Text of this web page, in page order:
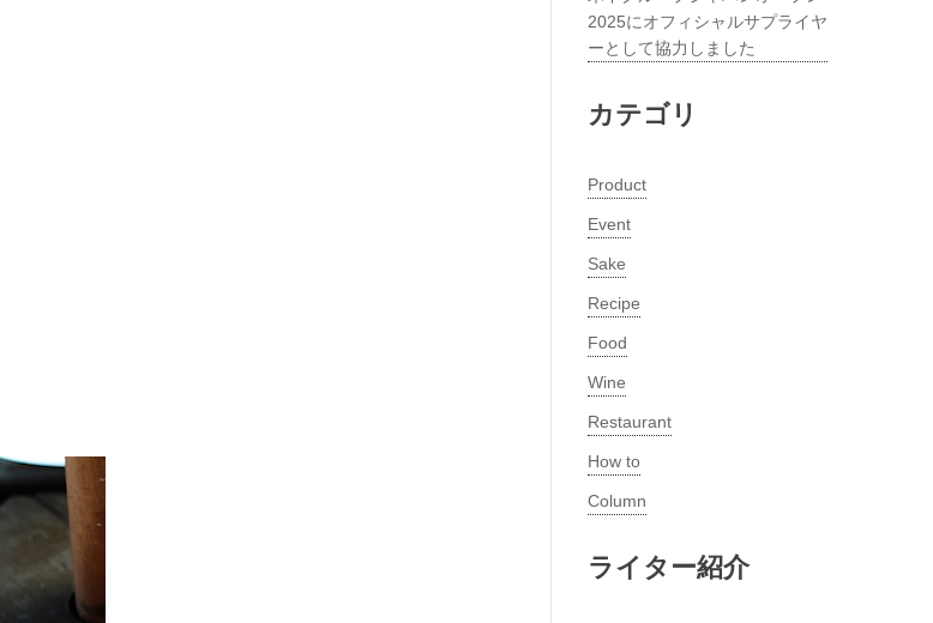
2025にオフィシャルサプライヤ
ーとして協力しました
カテゴリ
Product
Event
Sake
Recipe
Food
Wine
Restaurant
How to
Column
ライター紹介